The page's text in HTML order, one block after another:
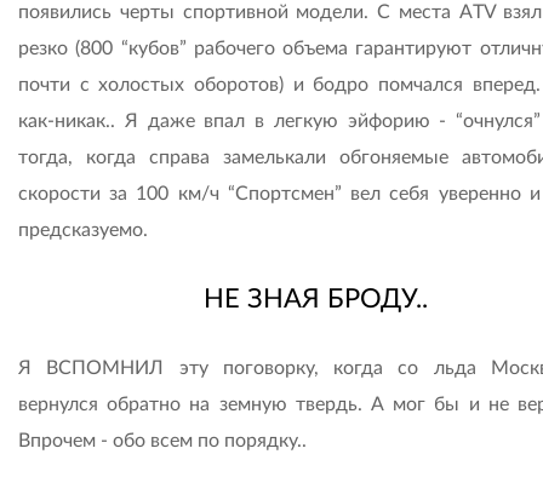
появились черты спортивной модели. С места ATV
резко (800 “кубов” рабочего объема гарантируют
почти с холостых оборотов) и бодро помчался
как-никак.. Я даже впал в легкую эйфорию -
тогда, когда справа замелькали обгоняемые
скорости за 100 км/ч “Спортсмен” вел себя уверенно
предсказуемо.
НЕ ЗНАЯ БРОДУ..
Я ВСПОМНИЛ эту поговорку, когда со льда
вернулся обратно на земную твердь. А мог бы и не
Впрочем - обо всем по порядку..